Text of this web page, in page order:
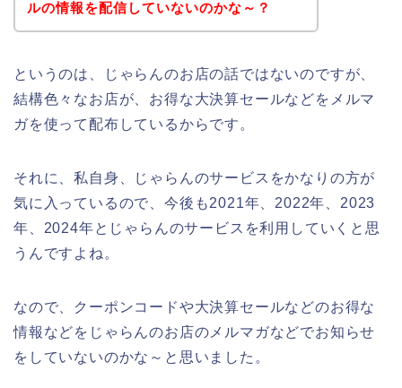
ルの情報を配信していないのかな～？
というのは、じゃらんのお店の話ではないのですが、
結構色々なお店が、お得な大決算セールなどをメルマ
ガを使って配布しているからです。
それに、私自身、じゃらんのサービスをかなりの方が
気に入っているので、今後も2021年、2022年、2023
年、2024年とじゃらんのサービスを利用していくと思
うんですよね。
なので、クーポンコードや大決算セールなどのお得な
情報などをじゃらんのお店のメルマガなどでお知らせ
をしていないのかな～と思いました。